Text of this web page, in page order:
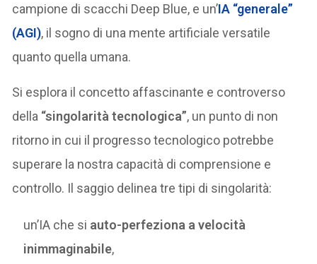
campione di scacchi Deep Blue, e un’IA “generale”
(AGI), il sogno di una mente artificiale versatile
quanto quella umana.
Si esplora il concetto affascinante e controverso
della “singolarità tecnologica”, un punto di non
ritorno in cui il progresso tecnologico potrebbe
superare la nostra capacità di comprensione e
controllo. Il saggio delinea tre tipi di singolarità:
un’IA che si auto-perfeziona a velocità
inimmaginabile,